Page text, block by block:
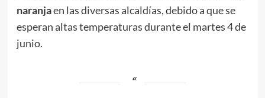
naranjaen las diversas alcaldías, debido a que se
esperan altas temperaturas durante el martes 4 de
junio.